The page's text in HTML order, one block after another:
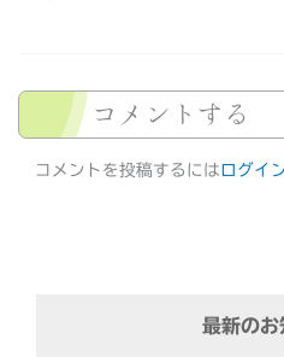
最新のお
コメントする
コメントを投稿するには ログイ